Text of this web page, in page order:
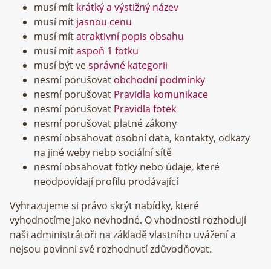
musí mít krátký a výstižný název
musí mít jasnou cenu
musí mítatraktivní popis obsahu
musí mítaspoň 1 fotku
musí být vesprávné kategorii
nesmí porušovat obchodní podmínky
nesmí porušovat Pravidla komunikace
nesmí porušovat Pravidla fotek
nesmí porušovat platné zákony
nesmí obsahovat osobní data, kontakty, odkazy
na jiné weby nebo sociální sítě
nesmí obsahovat fotky nebo údaje, které
neodpovídají profilu prodávající
Vyhrazujeme si právo skrýt nabídky, které
vyhodnotíme jako nevhodné. O vhodnosti rozhodují
naši administrátoři na základě vlastního uvážení a
nejsou povinni své rozhodnutí zdůvodňovat.